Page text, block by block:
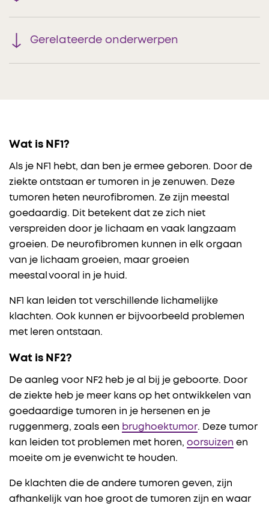
Gerelateerde onderwerpen
Wat is NF1?
Als je NF1 hebt, dan ben je ermee geboren. Door de
ziekte ontstaan er tumoren in je zenuwen. Deze
tumoren heten neurofibromen. Ze zijn meestal
goedaardig. Dit betekent dat ze zich niet
verspreiden door je lichaam en vaak langzaam
groeien. De neurofibromen kunnen in elk orgaan
van je lichaam groeien, maar groeien
meestal vooral in je huid.
NF1 kan leiden tot verschillende lichamelijke
klachten. Ook kunnen er bijvoorbeeld problemen
met leren ontstaan.
Wat is NF2?
De aanleg voor NF2 heb je al bij je geboorte. Door
de ziekte heb je meer kans op het ontwikkelen van
goedaardige tumoren in je hersenen en je
ruggenmerg, zoals een brughoektumor. Deze tumor
kan leiden tot problemen met horen, oorsuizen en
moeite om je evenwicht te houden.
De klachten die de andere tumoren geven, zijn
afhankelijk van hoe groot de tumoren zijn en waar